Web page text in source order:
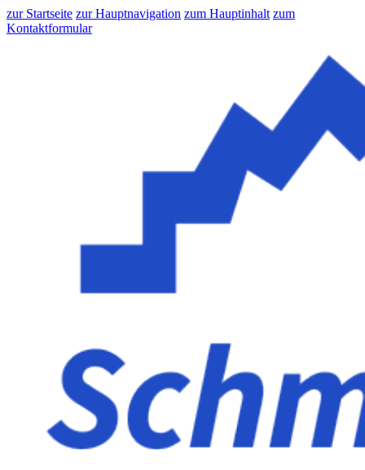
zur Startseite zur Hauptnavigation zum Hauptinhalt zum
Kontaktformular